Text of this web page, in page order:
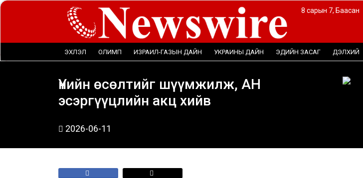
8 сарын 7, Баасан
ЭХЛЭЛ ОЛИМП ИЗРАИЛ-ГАЗЫН ДАЙН УКРАИНЫ ДАЙН ЭДИЙН ЗАСАГ ДЭЛХИЙ
Үнийн өсөлтийг шүүмжилж, АН
эсэргүүцлийн акц хийв
2026-06-11